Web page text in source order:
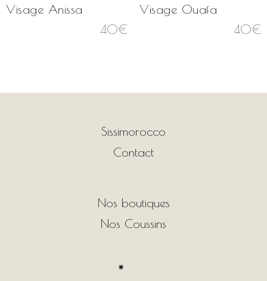
Visage Anissa
40€
Visage Ouafa
40€
Sissimorocco
Contact
Nos boutiques
Nos Coussins